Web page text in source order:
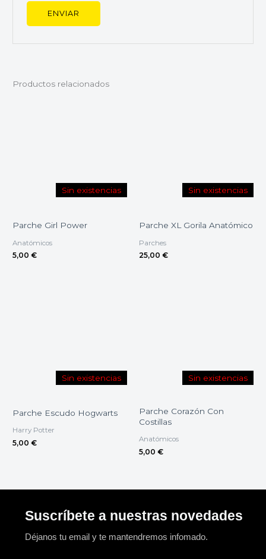
Productos relacionados
Sin existencias
Parche Girl Power
Anatómicos
5,00 €
Sin existencias
Parche XL Gorila Anatómico
Parches
25,00 €
Sin existencias
Parche Escudo Hogwarts
Harry Potter
5,00 €
Sin existencias
Parche Corazón Con
Costillas
Anatómicos
5,00 €
Suscríbete a nuestras novedades
Déjanos tu email y te mantendremos infomado.